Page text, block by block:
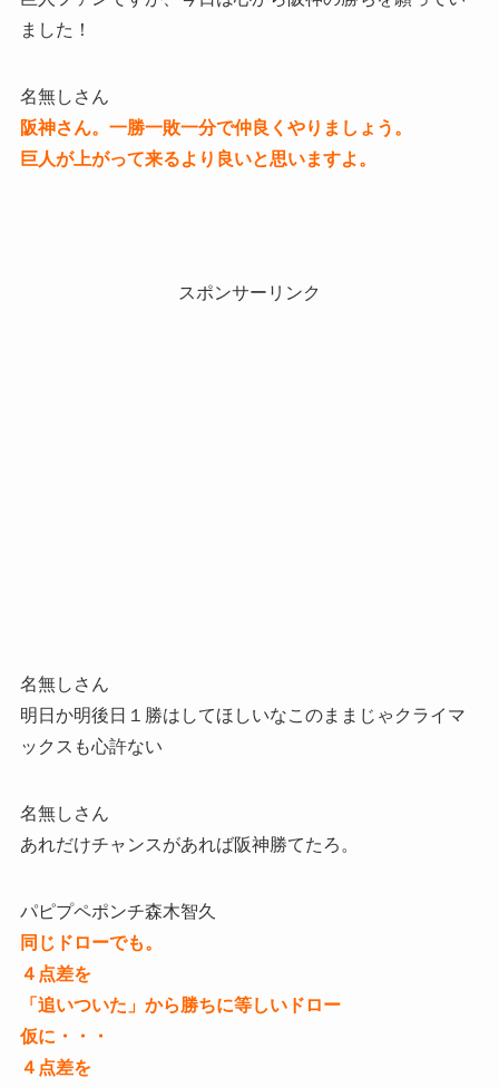
ました！
名無しさん
阪神さん。一勝一敗一分で仲良くやりましょう。
巨人が上がって来るより良いと思いますよ。
スポンサーリンク
名無しさん
明日か明後日１勝はしてほしいなこのままじゃクライマ
ックスも心許ない
名無しさん
あれだけチャンスがあれば阪神勝てたろ。
パピプペポンチ森木智久
同じドローでも。
４点差を
「追いついた」から勝ちに等しいドロー
仮に・・・
４点差を